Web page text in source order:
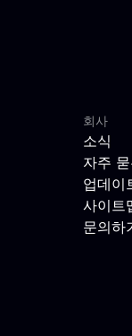
회사
소식
자주
업데이
사이트
문의하